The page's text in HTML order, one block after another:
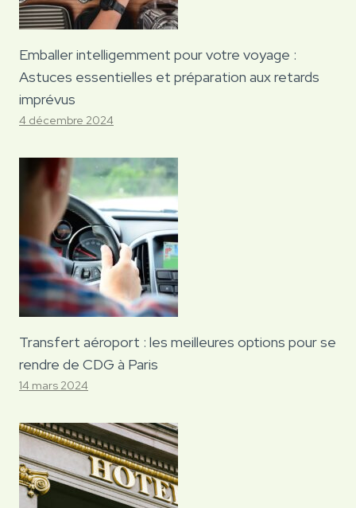
Emballer intelligemment pour votre voyage :
Astuces essentielles et préparation aux retards
imprévus
4 décembre 2024
Transfert aéroport : les meilleures options pour se
rendre de CDG à Paris
14 mars 2024